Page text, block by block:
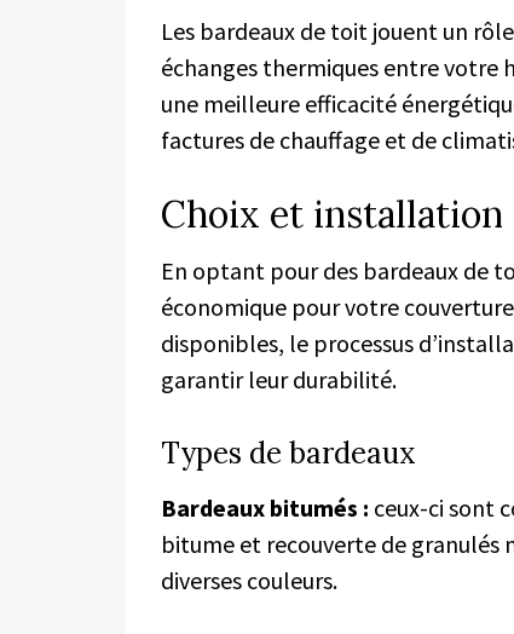
Les bardeaux de toit jouent un
échanges thermiques entre votre
une meilleure efficacité
factures de chauffage et de
Choix et installation
En optant pour des bardeaux de
économique pour votre
disponibles, le processus
garantir leur durabilité.
Types de bardeaux
Bardeaux bitumés : ceux-ci sont
bitume et recouverte de granulés
diverses couleurs.